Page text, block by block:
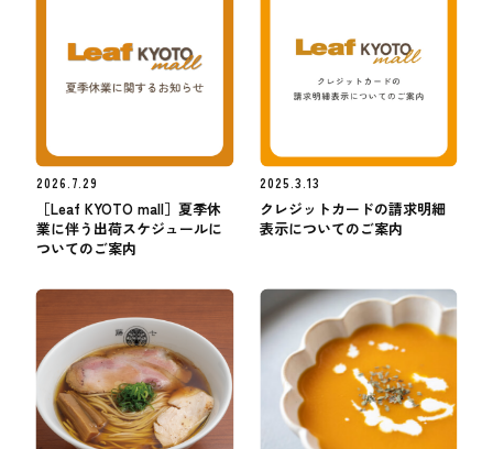
2026.7.29
［Leaf KYOTO mall］夏季休
業に伴う出荷スケジュールに
ついてのご案内
2025.3.13
クレジットカードの請求明細
表示についてのご案内